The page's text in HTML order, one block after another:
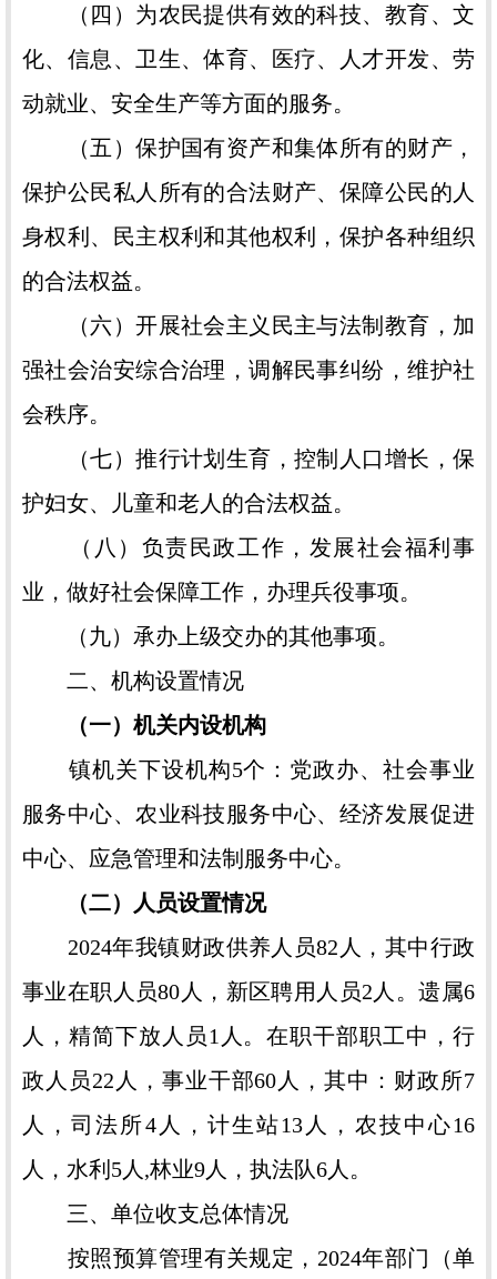
（四）为农民提供有效的科技、教育、文
化、信息、卫生、体育、医疗、人才开发、劳
动就业、安全生产等方面的服务。
（五）保护国有资产和集体所有的财产，
保护公民私人所有的合法财产、保障公民的人
身权利、民主权利和其他权利，保护各种组织
的合法权益。
（六）开展社会主义民主与法制教育，加
强社会治安综合治理，调解民事纠纷，维护社
会秩序。
（七）推行计划生育，控制人口增长，保
护妇女、儿童和老人的合法权益。
（八）负责民政工作，发展社会福利事
业，做好社会保障工作，办理兵役事项。
（九）承办上级交办的其他事项。
二、机构设置情况
（一）机关内设机构
镇机关下设机构5个：党政办、社会事业
服务中心、农业科技服务中心、经济发展促进
中心、应急管理和法制服务中心。
（二）人员设置情况
2024年我镇财政供养人员82人，其中行政
事业在职人员80人，新区聘用人员2人。遗属6
人，精简下放人员1人。在职干部职工中，行
政人员22人，事业干部60人，其中：财政所7
人，司法所4人，计生站13人，农技中心16
人，水利5人,林业9人，执法队6人。
三、单位收支总体情况
按照预算管理有关规定，2024年部门（单